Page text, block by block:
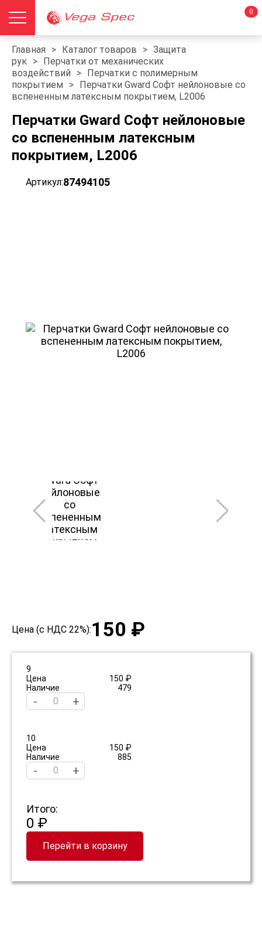
0
Главная > Каталог товаров > Защита
рук > Перчатки от механических
воздействий
> Перчатки с полимерным
покрытием
> Перчатки Gward Софт нейлоновые со
вспененным латексным покрытием, L2006
Перчатки Gward Софт нейлоновые
со вспененным латексным
покрытием, L2006
Артикул:87494105
Цена (с НДС 22%):150 ₽
9
Цена
150 ₽
Наличие
479
- +
10
Цена
150 ₽
Наличие
885
- +
Итого:
0 ₽
Перейти в корзину